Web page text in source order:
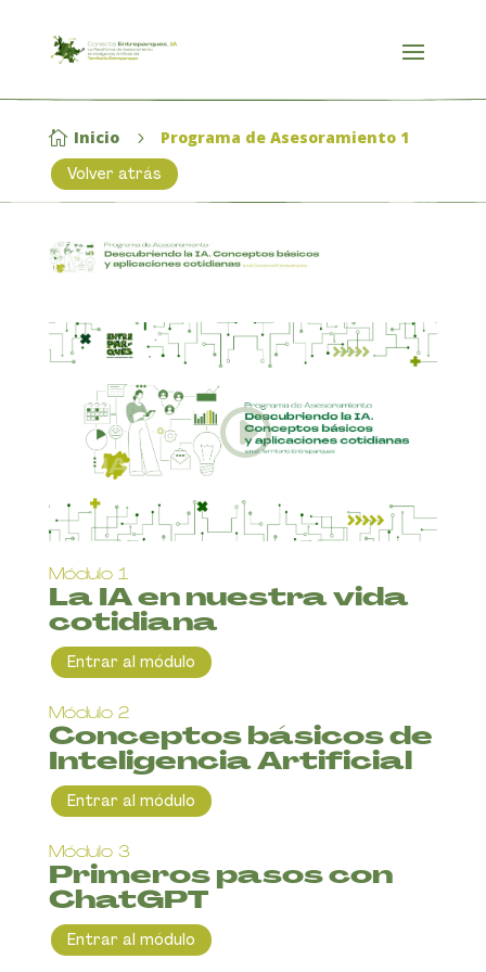
 Inicio 5 Programa de Asesoramiento 1
Volver atrás
Módulo 1
La IA en nuestra vida
cotidiana
Entrar al módulo
Módulo 2
Conceptos básicos de
Inteligencia Artificial
Entrar al módulo
Módulo 3
Primeros pasos con
ChatGPT
Entrar al módulo